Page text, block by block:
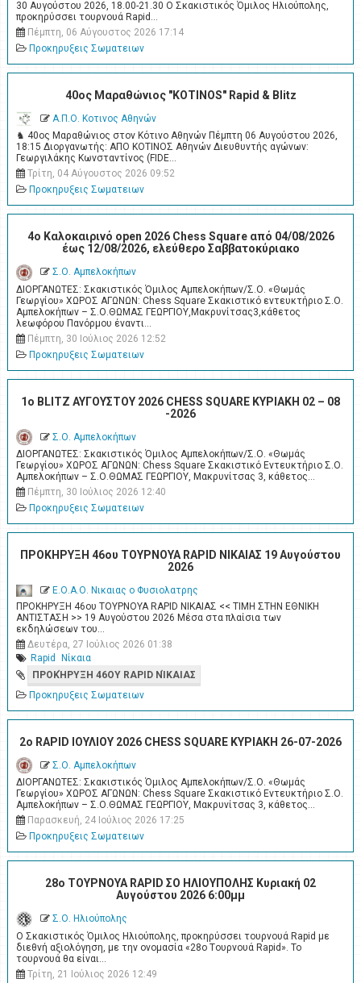
30 Αυγούστου 2026, 18.00-21.30 Ο Σκακιστικός Όμιλος Ηλιούπολης,
προκηρύσσει τουρνουά Rapid…
Πέμπτη, 06 Αύγουστος 2026 17:14
Προκηρυξεις Σωματειων
40ος Μαραθώνιος "KOTINOS" Rapid & Blitz
Α.Π.Ο. Κοτινος Αθηνών
♞ 40ος Μαραθώνιος στον Κότινο Αθηνών Πέμπτη 06 Αυγούστου 2026,
18:15 Διοργανωτής: ΑΠΟ ΚΟΤΙΝΟΣ Αθηνών Διευθυντής αγώνων:
Γεωργιλάκης Κωνσταντίνος (FIDE…
Τρίτη, 04 Αύγουστος 2026 09:52
Προκηρυξεις Σωματειων
4o Καλοκαιρινό open 2026 Chess Square από 04/08/2026
έως 12/08/2026, ελεύθερο Σαββατοκύριακο
Σ.Ο. Αμπελοκήπων
ΔΙΟΡΓΑΝΩΤΕΣ: Σκακιστικός Όμιλος Αμπελοκήπων/Σ.Ο. «Θωμάς
Γεωργίου» ΧΩΡΟΣ ΑΓΩΝΩΝ: Chess Square Σκακιστικό εντευκτήριο Σ.Ο.
Αμπελοκήπων – Σ.Ο.ΘΩΜΑΣ ΓΕΩΡΓΙΟΥ,Μακρυνίτσας3,κάθετος
λεωφόρου Πανόρμου έναντι…
Πέμπτη, 30 Ιούλιος 2026 12:52
Προκηρυξεις Σωματειων
1ο BLITZ ΑΥΓΟΥΣΤΟΥ 2026 CHESS SQUARE ΚΥΡΙΑΚΗ 02 – 08
-2026
Σ.Ο. Αμπελοκήπων
ΔΙΟΡΓΑΝΩΤΕΣ: Σκακιστικός Όμιλος Αμπελοκήπων/Σ.Ο. «Θωμάς
Γεωργίου» ΧΩΡΟΣ ΑΓΩΝΩΝ: Chess Square Σκακιστικό Εντευκτήριο Σ.Ο.
Αμπελοκήπων – Σ.Ο.ΘΩΜΑΣ ΓΕΩΡΓΙΟΥ, Μακρυνίτσας 3, κάθετος…
Πέμπτη, 30 Ιούλιος 2026 12:40
Προκηρυξεις Σωματειων
ΠΡΟΚΗΡΥΞΗ 46ου ΤΟΥΡΝΟΥΑ RAPID ΝΙΚΑΙΑΣ 19 Αυγούστου
2026
Ε.Ο.Α.Ο. Νικαιας ο Φυσιολατρης
ΠΡΟΚΗΡΥΞΗ 46ου ΤΟΥΡΝΟΥΑ RAPID ΝΙΚΑΙΑΣ << ΤΙΜΗ ΣΤΗΝ ΕΘΝΙΚΗ
ΑΝΤΙΣΤΑΣΗ >> 19 Αυγούστου 2026 Μέσα στα πλαίσια των
εκδηλώσεων του…
Δευτέρα, 27 Ιούλιος 2026 01:38
Rapid
Νίκαια
ΠΡΟΚΉΡΥΞΗ 46ΟΥ RAPID ΝΊΚΑΙΑΣ
Προκηρυξεις Σωματειων
2o RAPID ΙΟΥΛΙΟΥ 2026 CHESS SQUARE ΚΥΡΙΑΚΗ 26-07-2026
Σ.Ο. Αμπελοκήπων
ΔΙΟΡΓΑΝΩΤΕΣ: Σκακιστικός Όμιλος Αμπελοκήπων/Σ.Ο. «Θωμάς
Γεωργίου» ΧΩΡΟΣ ΑΓΩΝΩΝ: Chess Square Σκακιστικό Εντευκτήριο Σ.Ο.
Αμπελοκήπων – Σ.Ο.ΘΩΜΑΣ ΓΕΩΡΓΙΟΥ, Μακρυνίτσας 3, κάθετος…
Παρασκευή, 24 Ιούλιος 2026 17:25
Προκηρυξεις Σωματειων
28ο ΤΟΥΡΝΟΥΑ RAPID ΣΟ ΗΛΙΟΥΠΟΛΗΣ Κυριακή 02
Αυγούστου 2026 6:00μμ
Σ.Ο. Ηλιούπολης
Ο Σκακιστικός Όμιλος Ηλιούπολης, προκηρύσσει τουρνουά Rapid με
διεθνή αξιολόγηση, με την ονομασία «28ο Tουρνουά Rapid». Το
τουρνουά θα είναι…
Τρίτη, 21 Ιούλιος 2026 12:49